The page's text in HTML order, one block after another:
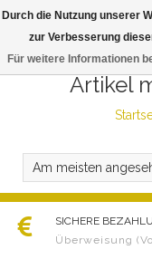
Artikel
Am meisten
SICHERE
Überweisung
Durch die Nutzung unserer
zur Verbesserung
Für weitere Informationen